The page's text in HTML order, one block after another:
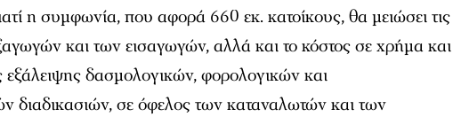
η συμφωνία, που αφορά 660 εκ. κατοίκους, θα μειώσει τις
και των εισαγωγών, αλλά και το κόστος σε χρήμα και
δασμολογικών, φορολογικών και
διαδικασιών, σε όφελος των καταναλωτών και των